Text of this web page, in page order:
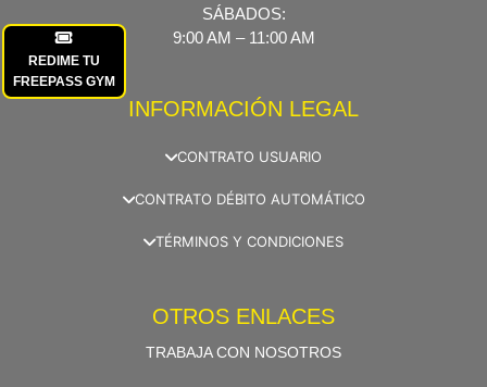
REDIME TU
FREEPASS GYM
SÁBADOS:
9:00 AM – 11:00 AM
INFORMACIÓN LEGAL
CONTRATO USUARIO
CONTRATO DÉBITO AUTOMÁTICO
TÉRMINOS Y CONDICIONES
OTROS ENLACES
TRABAJA CON NOSOTROS